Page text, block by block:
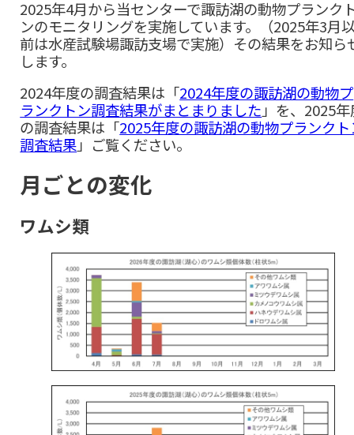
2025年4月から当センターで諏訪湖の動物プランク
ンのモニタリングを実施しています。（2025年3月
前は水産試験場諏訪支場で実施）その結果をお知ら
します。
2024年度の調査結果は「2024年度の諏訪湖の動物プ
ランクトン調査結果がまとまりました」を、2025年
の調査結果は「2025年度の諏訪湖の動物プランクト
調査結果」ご覧ください。
月ごとの変化
ワムシ類